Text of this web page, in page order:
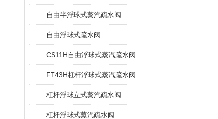
自由半浮球式蒸汽疏水阀
自由浮球式疏水阀
CS11H自由浮球式蒸汽疏水阀
FT43H杠杆浮球式蒸汽疏水阀
杠杆浮球立式蒸汽疏水阀
杠杆浮球式蒸汽疏水阀